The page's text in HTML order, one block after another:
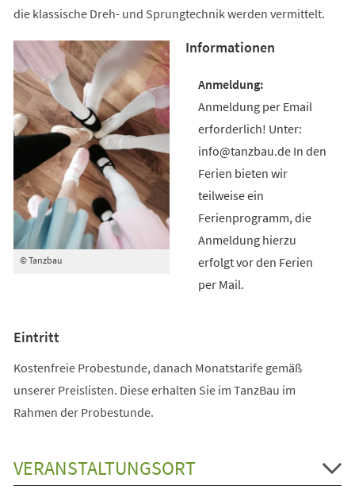
die klassische Dreh- und Sprungtechnik werden vermittelt.
© Tanzbau
Informationen
Anmeldung per Email
erforderlich! Unter:
info@tanzbau.de In den
Ferien bieten wir
teilweise ein
Ferienprogramm, die
Anmeldung hierzu
erfolgt vor den Ferien
per Mail.
Eintritt
Kostenfreie Probestunde, danach Monatstarife gemäß
unserer Preislisten. Diese erhalten Sie im TanzBau im
Rahmen der Probestunde.
VERANSTALTUNGSORT